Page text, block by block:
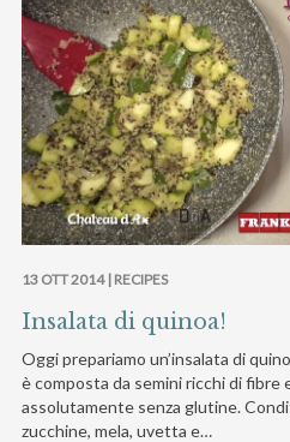
13 OTT 2014 | RECIPES
Insalata di quinoa!
Oggi prepariamo un’insalata di
è composta da semini ricchi di fibre
assolutamente senza glutine.
zucchine, mela, uvetta e…